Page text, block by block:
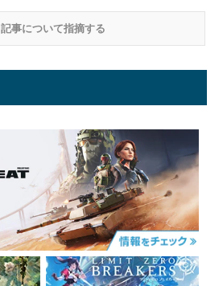
記事について指摘する